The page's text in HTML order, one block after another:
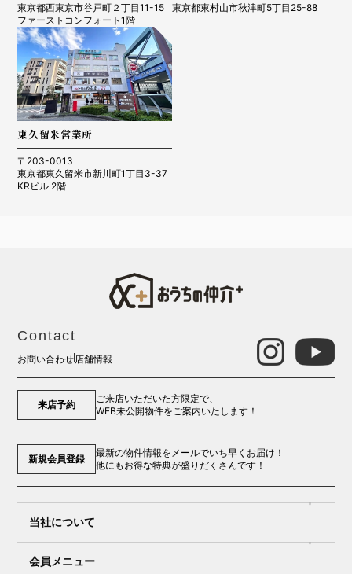
東京都西東京市谷戸町２丁目11-15
ファーストコンフォート1階
東京都東村山市秋津町5丁目25-88
東久留米営業所
〒203-0013
東京都東久留米市新川町1丁目3-37
KRビル 2階
Contact
お問い合わせ 店舗情報
来店予約
ご来店いただいた方限定で、
WEB未公開物件をご案内いたします！
新規会員登録
最新の物件情報をメールでいち早くお届け！
他にもお得な特典が盛りだくさんです！
当社について
会員メニュー